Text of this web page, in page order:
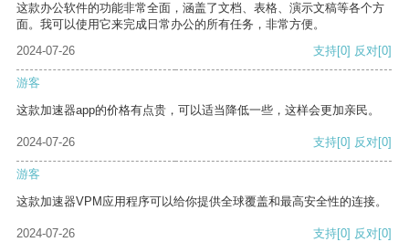
这款办公软件的功能非常全面，涵盖了文档、表格、演示文稿等各个方
面。我可以使用它来完成日常办公的所有任务，非常方便。
2024-07-26
支持[0] 反对[0]
游客
这款加速器app的价格有点贵，可以适当降低一些，这样会更加亲民。
2024-07-26 支持[0] 反对[0]
游客
这款加速器VPM应用程序可以给你提供全球覆盖和最高安全性的连接。
2024-07-26 支持[0] 反对[0]